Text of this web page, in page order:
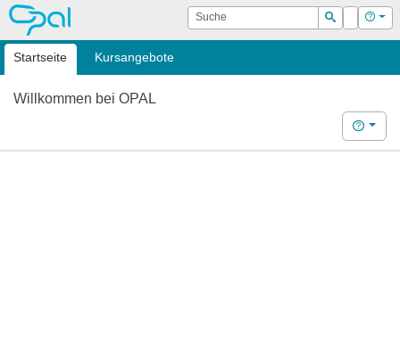
OPAL Suche
Suchen
Login Hilfe
Startseite Kursangebote
Willkommen bei OPAL
Hilfe